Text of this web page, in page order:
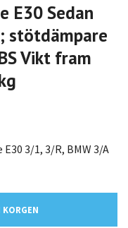
E30 Sedan
stötdämpare
Vikt fram
E30 3/1, 3/R, BMW 3/A
KORGEN